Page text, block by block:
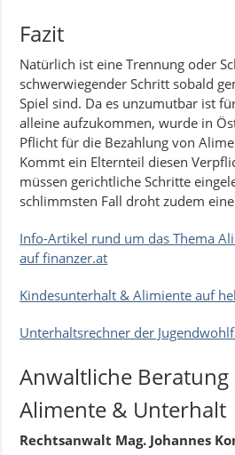
Fazit
Natürlich ist eine Trennung oder
schwerwiegender Schritt sobald
Spiel sind. Da es unzumutbar ist
alleine aufzukommen, wurde in
Pflicht für die Bezahlung von
Kommt ein Elternteil diesen
müssen gerichtliche Schritte
schlimmsten Fall droht zudem
Info-Artikel rund um das Thema
auf finanzer.at
Kindesunterhalt & Alimiente auf
Unterhaltsrechner der
Anwaltliche Beratung
Alimente & Unterhalt
Rechtsanwalt Mag. Johannes